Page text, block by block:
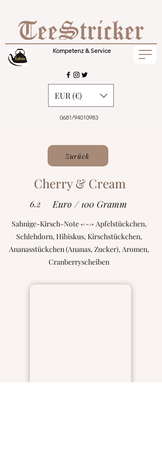
Kompetenz & Service
0681/94010983
EUR (€)
Zurück
Cherry & Cream
6.2 Euro / 100 Gramm
Sahnige-Kirsch-Note <---> Apfelstückchen,
Schlehdorn, Hibiskus, Kirschstückchen,
Ananasstückchen (Ananas, Zucker), Aromen,
Cranberryscheiben